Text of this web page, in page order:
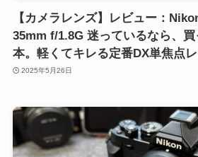
【カメラレンズ】レビュー：
35mm f/1.8G 迷っているなら、
本。軽くてキレる定番DX単焦点
2025年5月26日